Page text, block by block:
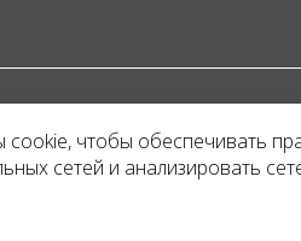
Представленная на
и не является
чтобы обеспечивать
сетей и анализировать